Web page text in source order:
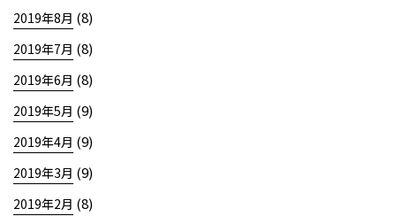
2019年8月 (8)
2019年7月 (8)
2019年6月 (8)
2019年5月 (9)
2019年4月 (9)
2019年3月 (9)
2019年2月 (8)